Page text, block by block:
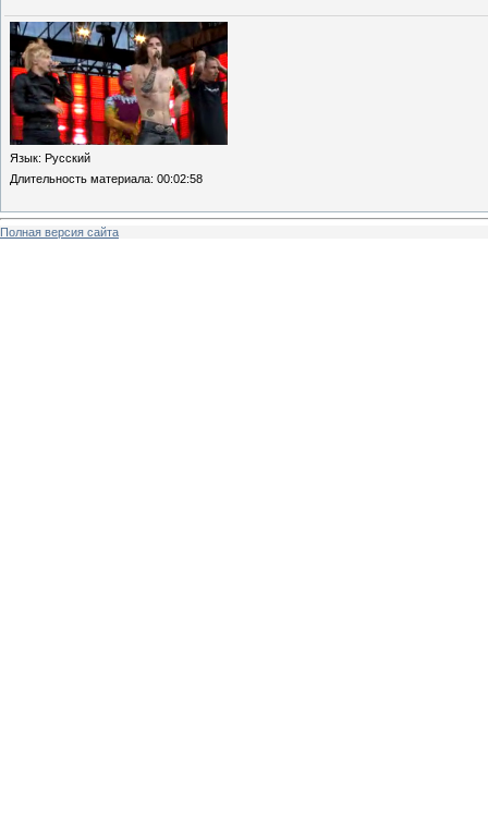
Язык: Русский
Длительность материала: 00:02:58
Полная версия сайта